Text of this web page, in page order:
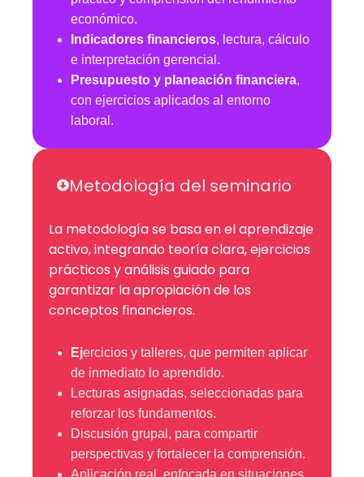
económico.
Indicadores financieros, lectura, cálculo
e interpretación gerencial.
Presupuesto y planeación financiera,
con ejercicios aplicados al entorno
laboral.
Metodología del seminario
La metodología se basa en el aprendizaje
activo, integrando teoría clara, ejercicios
prácticos y análisis guiado para
garantizar la apropiación de los
conceptos financieros.
Ejercicios y talleres, que permiten aplicar
de inmediato lo aprendido.
Lecturas asignadas, seleccionadas para
reforzar los fundamentos.
Discusión grupal, para compartir
perspectivas y fortalecer la comprensión.
Aplicación real, enfocada en situaciones